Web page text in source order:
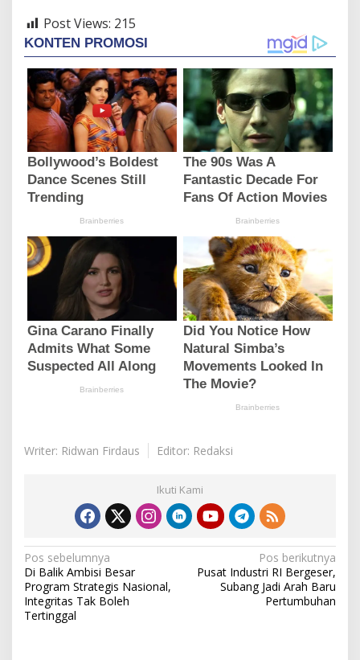
Post Views: 215
Writer: Ridwan Firdaus Editor: Redaksi
Ikuti Kami
N
a
v
i
Pos sebelumnya
Di Balik Ambisi Besar
Program Strategis Nasional,
Integritas Tak Boleh
Tertinggal
Pos berikutnya
Pusat Industri RI Bergeser,
Subang Jadi Arah Baru
Pertumbuhan